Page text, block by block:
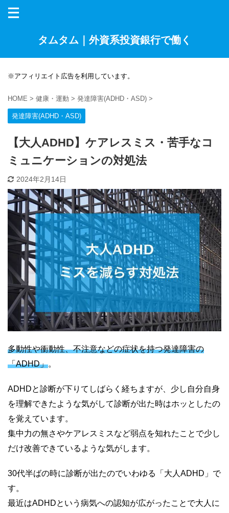
タムタム｜外資系投資銀行で働く
※アフィリエイト広告を利用しています。
HOME > 健康・運動 > 発達障害(ADHD・ASD) >
発達障害(ADHD・ASD)
【大人ADHD】ケアレスミス・苦手なコ
ミュニケーションの対処法
2024年2月14日
多動性や衝動性、不注意などの症状を持つ発達障害の
「ADHD」。
ADHDと診断が下りてしばらく経ちますが、少し自分自身
を理解できたような気がして診断が出た時はホッとしたの
を覚えています。
集中力の無さやケアレスミスなど弱点を知れたことで少し
だけ改善できているような気がします。
30代半ばの時に診断が出たのでいわゆる「大人ADHD」で
す。
最近はADHDという病気への認知が広がったことで大人に